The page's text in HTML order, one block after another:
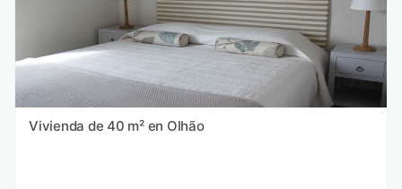
Vivienda de 40 m² en Olhão